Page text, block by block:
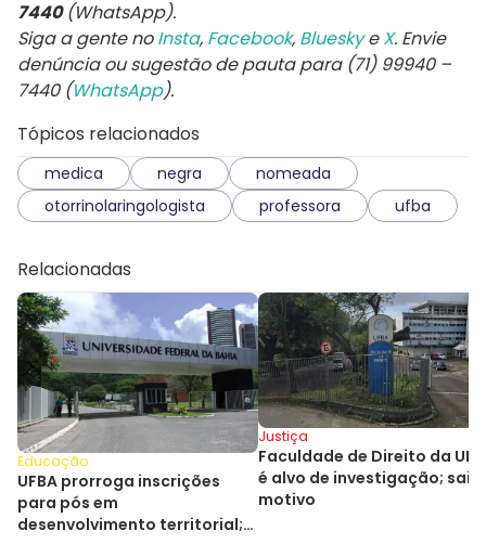
7440(WhatsApp).
Siga a gente noInsta, Facebook, BlueskyeX. Envie
denúncia ou sugestão de pauta para (71) 99940 –
7440 (WhatsApp).
Tópicos relacionados
medica negra
nomeada
otorrinolaringologista
professora ufba
Relacionadas
Educação
UFBA prorroga inscrições
para pós em
desenvolvimento territorial;
Justiça
Faculdade de Direito da
é alvo de investigação;
motivo